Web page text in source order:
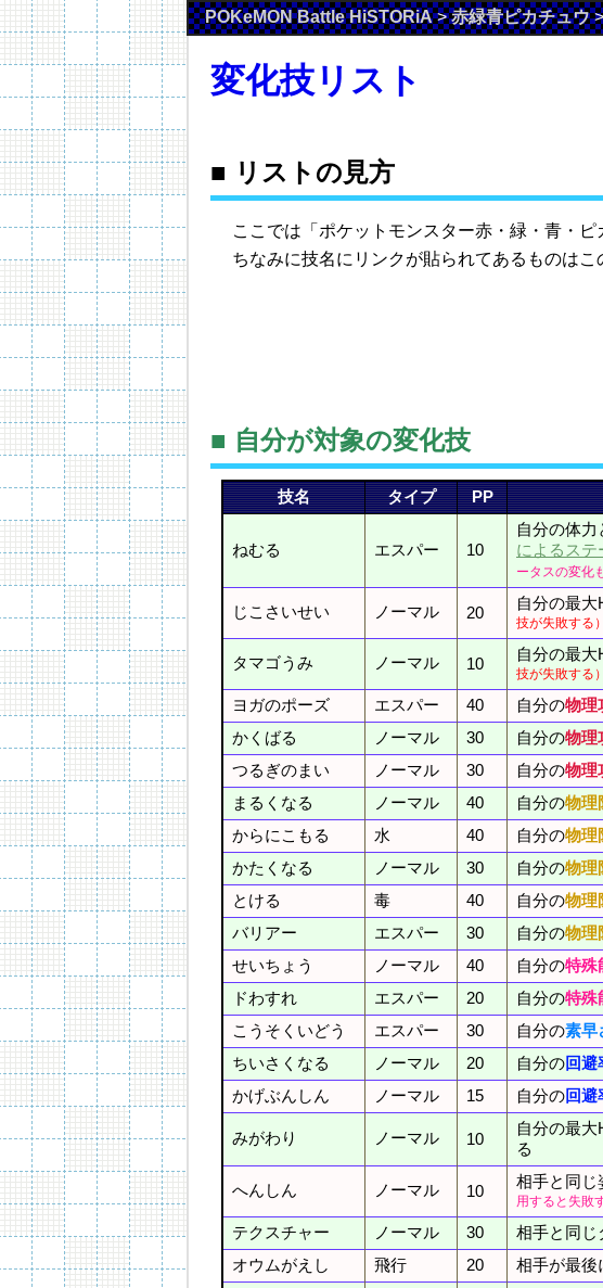
POKeMON Battle HiSTORiA>赤緑青ピカチュウ
変化技リスト
■ リストの見方
ここでは「ポケットモンスター赤・緑・青・
ちなみに技名にリンクが貼られてあるものは
■ 自分が対象の変化技
技名 タイプ PP
ねむる エスパー 10
自分の体力
によるステ
ータスの変化
じこさいせい ノーマル 20
自分の最大
技が失敗する）
タマゴうみ ノーマル 10
自分の最大
技が失敗する）
ヨガのポーズ エスパー 40 自分の物理
かくばる
ノーマル 30 自分の物理
つるぎのまい
ノーマル 30 自分の物理
まるくなる
ノーマル 40 自分の物理
からにこもる
水 40 自分の物理
かたくなる
ノーマル 30 自分の物理
とける
毒 40 自分の物理
バリアー
エスパー 30 自分の物理
せいちょう
ノーマル 40 自分の特殊
ドわすれ
エスパー 20 自分の特殊
こうそくいどう
エスパー 30 自分の素早
ちいさくなる
ノーマル 20 自分の回避
かげぶんしん
ノーマル 15 自分の回避
みがわり ノーマル 10
自分の最
る
へんしん ノーマル 10
相手と同じ
用すると失敗
テクスチャー ノーマル 30
相手と同じ
オウムがえし
飛行 20
相手が最後